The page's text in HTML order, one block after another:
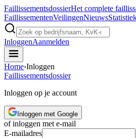
FaillissementsdossierHet complete
FaillissementenVeilingenNieuws
InloggenAanmelden
Home›Inloggen
Faillissementsdossier
Inloggen op je account
Inloggen met Google
of inloggen met e-mail
E-mailadres